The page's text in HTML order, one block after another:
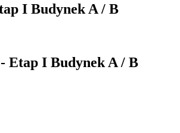
I Budynek A / B
Etap I Budynek A / B